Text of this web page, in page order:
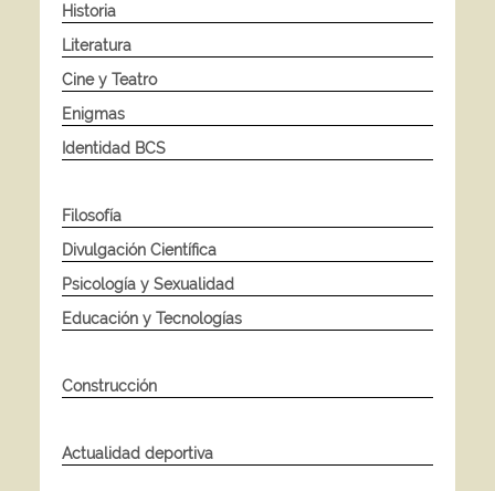
Historia
Literatura
Cine y Teatro
Enigmas
Identidad BCS
Filosofía
Divulgación Científica
Psicología y Sexualidad
Educación y Tecnologías
Construcción
Actualidad deportiva